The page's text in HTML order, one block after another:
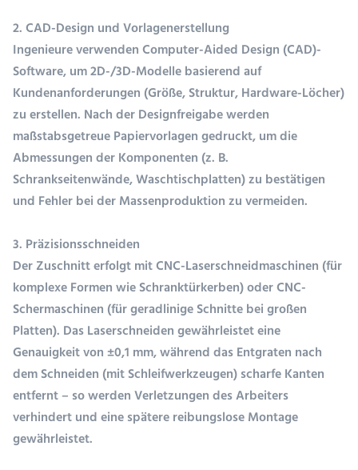
2. CAD-Design und Vorlagenerstellung
Ingenieure verwenden Computer-Aided Design (CAD)-
Software, um 2D-/3D-Modelle basierend auf
Kundenanforderungen (Größe, Struktur, Hardware-Löcher)
zu erstellen. Nach der Designfreigabe werden
maßstabsgetreue Papiervorlagen gedruckt, um die
Abmessungen der Komponenten (z. B.
Schrankseitenwände, Waschtischplatten) zu bestätigen
und Fehler bei der Massenproduktion zu vermeiden.
3. Präzisionsschneiden
Der Zuschnitt erfolgt mit CNC-Laserschneidmaschinen (für
komplexe Formen wie Schranktürkerben) oder CNC-
Schermaschinen (für geradlinige Schnitte bei großen
Platten). Das Laserschneiden gewährleistet eine
Genauigkeit von ±0,1 mm, während das Entgraten nach
dem Schneiden (mit Schleifwerkzeugen) scharfe Kanten
entfernt – so werden Verletzungen des Arbeiters
verhindert und eine spätere reibungslose Montage
gewährleistet.